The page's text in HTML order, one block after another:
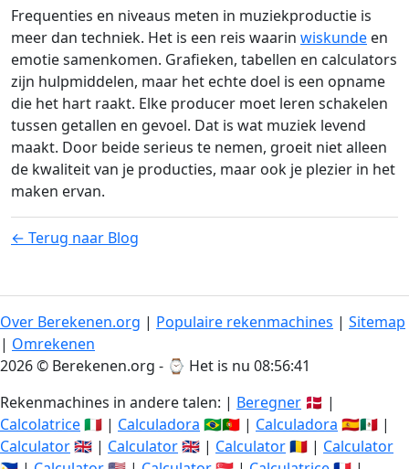
Frequenties en niveaus meten in muziekproductie is
meer dan techniek. Het is een reis waarin wiskunde en
emotie samenkomen. Grafieken, tabellen en calculators
zijn hulpmiddelen, maar het echte doel is een opname
die het hart raakt. Elke producer moet leren schakelen
tussen getallen en gevoel. Dat is wat muziek levend
maakt. Door beide serieus te nemen, groeit niet alleen
de kwaliteit van je producties, maar ook je plezier in het
maken ervan.
← Terug naar Blog
Over Berekenen.org | Populaire rekenmachines | Sitemap
| Omrekenen
2026 © Berekenen.org - ⌚ Het is nu 08:56:41
Rekenmachines in andere talen: | Beregner 🇩🇰 |
Calcolatrice🇮🇹 | Calculadora 🇧🇷🇵🇹 | Calculadora 🇪🇸🇲🇽 |
Calculator🇬🇧 | Calculator🇬🇧 | Calculator🇷🇴 | Calculator